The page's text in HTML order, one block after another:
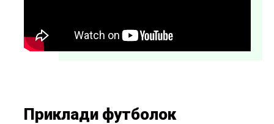
Приклади футболок